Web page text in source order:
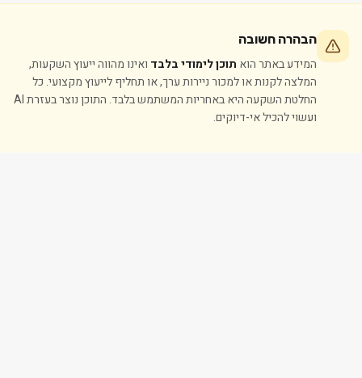
הבהרה חשובה
המידע באתר הוא תוכן לימודי בלבד ואינו מהווה ייעוץ השקעות,
המלצה לקנות או למכור ניירות ערך, או תחליף לייעוץ מקצועי. כל
החלטת השקעה היא באחריות המשתמש בלבד. התוכן נוצר בעזרת AI
ועשוי להכיל אי-דיוקים.